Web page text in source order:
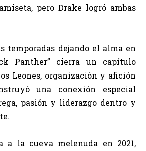
pero Drake logró ambas
temporadas dejando el alma en
Panther” cierra un capítulo
Leones, organización y afición
una conexión especial
pasión y liderazgo dentro y
a la cueva melenuda en 2021,